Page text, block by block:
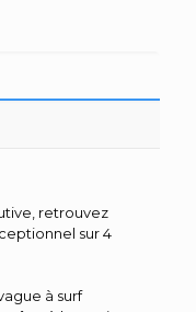
retrouvez
sur 4
à surf